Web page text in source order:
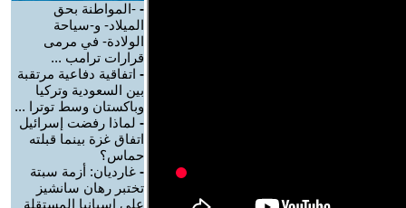
- -المواطنة بحق
الميلاد- و-سياحة
الولادة- في مرمى
قرارات ترامب ...
- اتفاقية دفاعية مرتقبة
بين السعودية وتركيا
وباكستان وسط توترا ...
- لماذا رفضت إسرائيل
اتفاق غزة بينما قبلته
حماس؟
- غارديان: أزمة سبتة
تختبر رهان سانشيز
على إسبانيا المستقلة